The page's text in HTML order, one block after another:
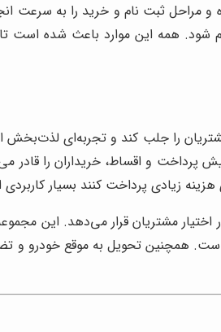
و مراحل ثبت نام و خرید را به
شود. همه این موارد باعث شده است
را جلب کند و تجربه‌ای لذت‌بخش
و اقساط، خریداران را قادر
زیادی پرداخت کنند بسیار
مشتریان قرار می‌دهد. این
همچنین تحویل به موقع خودرو و